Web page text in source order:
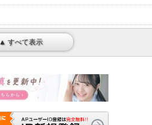
▲ すべて表示